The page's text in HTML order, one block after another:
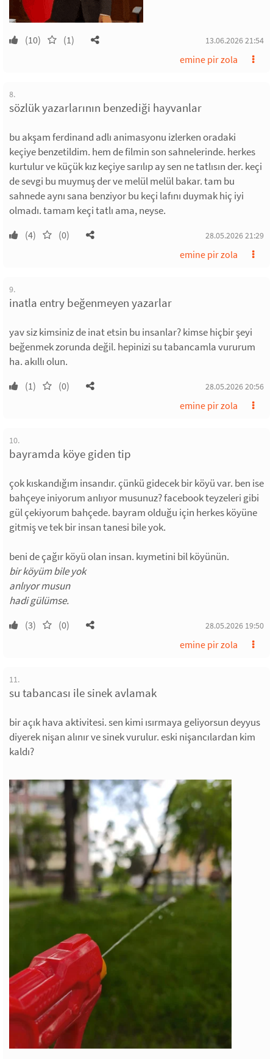
(10) (1) 13.06.2026 21:54
emine pir zola
8.
sözlük yazarlarının benzediği hayvanlar
bu akşam ferdinand adlı animasyonu izlerken oradaki
keçiye benzetildim. hem de filmin son sahnelerinde. herkes
kurtulur ve küçük kız keçiye sarılıp ay sen ne tatlısın der. keçi
de sevgi bu muymuş der ve melül melül bakar. tam bu
sahnede aynı sana benziyor bu keçi lafını duymak hiç iyi
olmadı. tamam keçi tatlı ama, neyse.
(4) (0) 28.05.2026 21:29
emine pir zola
9.
inatla entry beğenmeyen yazarlar
yav siz kimsiniz de inat etsin bu insanlar? kimse hiçbir şeyi
beğenmek zorunda değil. hepinizi su tabancamla vururum
ha. akıllı olun.
(1) (0) 28.05.2026 20:56
emine pir zola
10.
bayramda köye giden tip
çok kıskandığım insandır. çünkü gidecek bir köyü var. ben ise
bahçeye iniyorum anlıyor musunuz? facebook teyzeleri gibi
gül çekiyorum bahçede. bayram olduğu için herkes köyüne
gitmiş ve tek bir insan tanesi bile yok.
beni de çağır köyü olan insan. kıymetini bil köyünün.
bir köyüm bile yok
anlıyor musun
hadi gülümse.
(3) (0) 28.05.2026 19:50
emine pir zola
11.
su tabancası ile sinek avlamak
bir açık hava aktivitesi. sen kimi ısırmaya geliyorsun deyyus
diyerek nişan alınır ve sinek vurulur. eski nişancılardan kim
kaldı?